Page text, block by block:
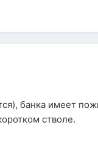
банка имеет
стволе.